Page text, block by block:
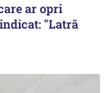
ar opri
"Latră